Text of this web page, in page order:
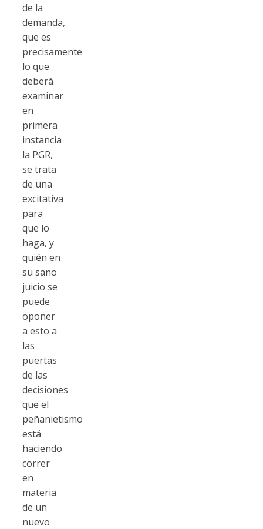
de la
demanda,
que es
precisamente
lo que
deberá
examinar
en
primera
instancia
la PGR,
se trata
de una
excitativa
para
que lo
haga, y
quién en
su sano
juicio se
puede
oponer
a esto a
las
puertas
de las
decisiones
que el
peñanietismo
está
haciendo
correr
en
materia
de un
nuevo